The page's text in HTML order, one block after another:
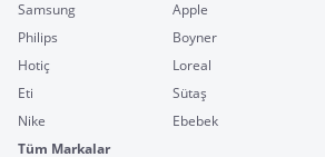
Samsung Apple
Philips
Boyner
Hotiç
Loreal
Eti
Sütaş
Nike
Ebebek
Tüm Markalar